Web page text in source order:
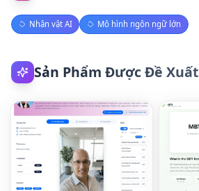
Nhân vật AI Mô hình ngôn ngữ lớn
Sản Phẩm Được Đề Xuất